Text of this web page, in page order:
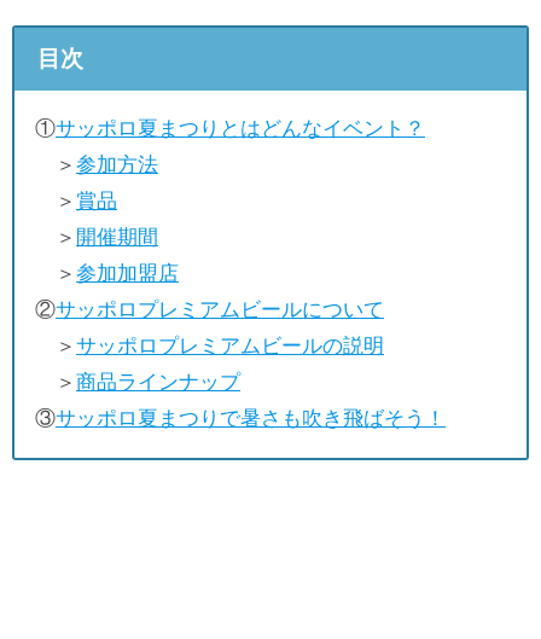
目次
①サッポロ夏まつりとはどんなイベント？
＞ 参加方法
＞ 賞品
＞ 開催期間
＞ 参加加盟店
②サッポロプレミアムビールについて
＞ サッポロプレミアムビールの説明
＞ 商品ラインナップ
③サッポロ夏まつりで暑さも吹き飛ばそう！